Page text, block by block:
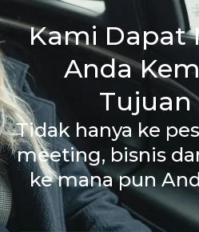
Kami Dapat
Anda
Tujuan
Tidak hanya ke
meeting, bisnis
ke mana pun